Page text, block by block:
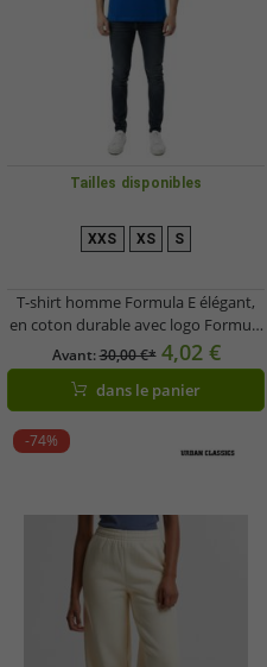
Tailles disponibles
XXS XS S
T-shirt homme Formula E élégant,
en coton durable avec logo Formula
E, idéal pour l'été, inspiré du sport
automobile, référence 701223608
002, bleu
Avant:30,00 €* 4,02 €
dans le panier
-74%